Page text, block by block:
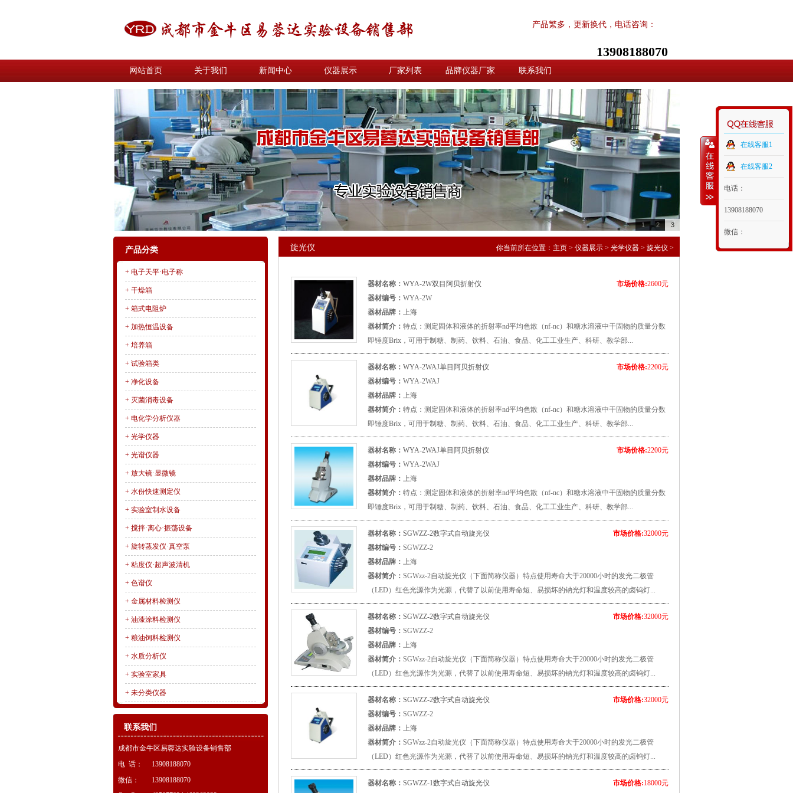
产品繁多，更新换代，电话咨询：
13908188070
网站首页 关于我们 新闻中心 仪器展示 厂家列表 品牌仪器厂家 联系我们
1 2 3
你当前所在位置： 主页 > 仪器展示 > 光学仪器 > 旋光仪 >
旋光仪
器材名称： WYA-2W双目阿贝折射仪 市场价格:2600元
器材编号： WYA-2W
器材品牌： 上海
器材简介： 特点：测定固体和液体的折射率nd平均色散（nf-nc）和糖水溶液中干固物的质量分数
即锤度Brix，可用于制糖、制药、饮料、石油、食品、化工工业生产、科研、教学部...
器材名称： WYA-2WAJ单目阿贝折射仪 市场价格:2200元
器材编号： WYA-2WAJ
器材品牌： 上海
器材简介： 特点：测定固体和液体的折射率nd平均色散（nf-nc）和糖水溶液中干固物的质量分数
即锤度Brix，可用于制糖、制药、饮料、石油、食品、化工工业生产、科研、教学部...
器材名称： WYA-2WAJ单目阿贝折射仪 市场价格:2200元
器材编号： WYA-2WAJ
器材品牌： 上海
器材简介： 特点：测定固体和液体的折射率nd平均色散（nf-nc）和糖水溶液中干固物的质量分数
即锤度Brix，可用于制糖、制药、饮料、石油、食品、化工工业生产、科研、教学部...
器材名称： SGWZZ-2数字式自动旋光仪 市场价格:32000元
器材编号： SGWZZ-2
器材品牌： 上海
器材简介： SGWzz-2自动旋光仪（下面简称仪器）特点使用寿命大于20000小时的发光二极管
（LED）红色光源作为光源，代替了以前使用寿命短、易损坏的钠光灯和温度较高的卤钨灯...
器材名称： SGWZZ-2数字式自动旋光仪 市场价格:32000元
器材编号： SGWZZ-2
器材品牌： 上海
器材简介： SGWzz-2自动旋光仪（下面简称仪器）特点使用寿命大于20000小时的发光二极管
（LED）红色光源作为光源，代替了以前使用寿命短、易损坏的钠光灯和温度较高的卤钨灯...
器材名称： SGWZZ-2数字式自动旋光仪 市场价格:32000元
器材编号： SGWZZ-2
器材品牌： 上海
器材简介： SGWzz-2自动旋光仪（下面简称仪器）特点使用寿命大于20000小时的发光二极管
（LED）红色光源作为光源，代替了以前使用寿命短、易损坏的钠光灯和温度较高的卤钨灯...
器材名称： SGWZZ-1数字式自动旋光仪 市场价格:18000元
产品分类
+ 电子天平·电子称
+ 干燥箱
+ 箱式电阻炉
+ 加热恒温设备
+ 培养箱
+ 试验箱类
+ 净化设备
+ 灭菌消毒设备
+ 电化学分析仪器
+ 光学仪器
+ 光谱仪器
+ 放大镜·显微镜
+ 水份快速测定仪
+ 实验室制水设备
+ 搅拌·离心·振荡设备
+ 旋转蒸发仪·真空泵
+ 粘度仪·超声波清机
+ 色谱仪
+ 金属材料检测仪
+ 油漆涂料检测仪
+ 粮油饲料检测仪
+ 水质分析仪
+ 实验室家具
+ 未分类仪器
联系我们
成都市金牛区易蓉达实验设备销售部
电 话：
13908188070
微信：
13908188070
在线客服1
在线客服2
电话：
13908188070
微信：
13908188070